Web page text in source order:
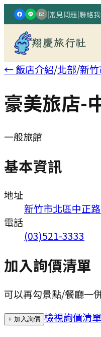
|常見問題|聯絡
翔慶旅行社
← 飯店介紹/北部/新
豪美旅店-
一般旅館
基本資訊
地址
新竹市北區中正
電話
(03)521-3333
加入詢價清單
可以再勾景點/餐廳一
+ 加入詢價 檢視詢價清